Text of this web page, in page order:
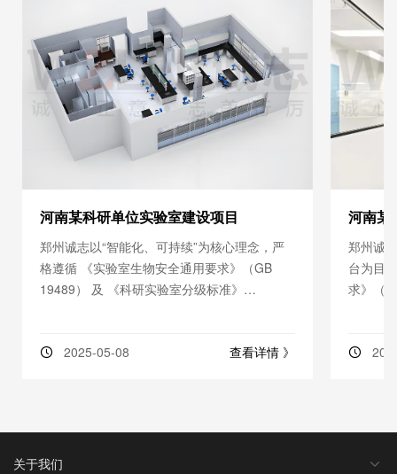
河南某科研单位实验室建设项目
郑州诚志以“智能化、可持续”为核心理念，严
格遵循 《实验室生物安全通用要求》（GB
19489） 及 《科研实验室分级标准》
2025-05-08
查看详情 》
河南某
郑州诚
台为目
求》（
关于我们